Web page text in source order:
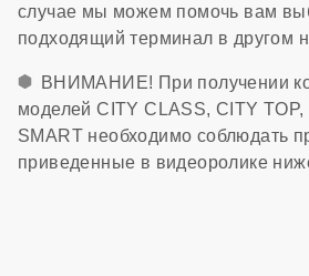
случае мы можем помочь вам
подходящий терминал в другом
ВНИМАНИЕ! При получении
моделей CITY CLASS, CITY TOP,
SMART необходимо соблюдать
приведенные в видеоролике